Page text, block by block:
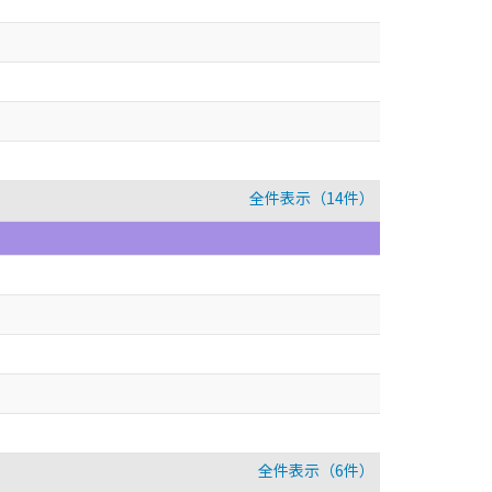
全件表示（14件）
全件表示（6件）